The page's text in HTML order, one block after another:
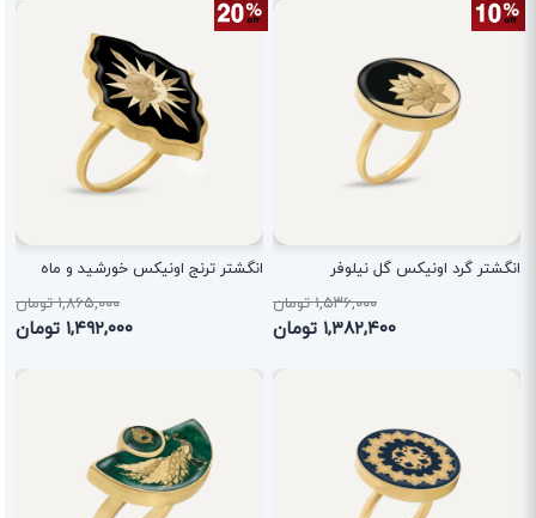
انگشتر گرد اونیکس گل نیلوفر
۱,۵۳۶,۰۰۰ تومان
۱,۳۸۲,۴۰۰ تومان
انگشتر ترنج اونیکس خورشید و ماه
۱,۸۶۵,۰۰۰ تومان
۱,۴۹۲,۰۰۰ تومان